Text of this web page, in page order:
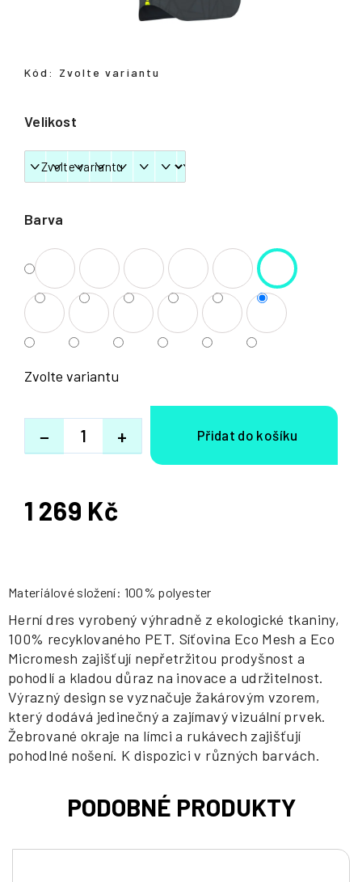
Barva
Velikost
Zvolte variantu
+
−
Kód: Zvolte variantu
1 269 Kč
Měrná
Materiálové složení: 100% polyester
Herní dres vyrobený výhradně z ekologické tkaniny,
100% recyklovaného PET. Síťovina Eco Mesh a Eco
Micromesh zajišťují nepřetržitou prodyšnost a
pohodlí a kladou důraz na inovace a udržitelnost.
Výrazný design se vyznačuje žakárovým vzorem,
který dodává jedinečný a zajímavý vizuální prvek.
Žebrované okraje na límci a rukávech zajišťují
pohodlné nošení. K dispozici v různých barvách.